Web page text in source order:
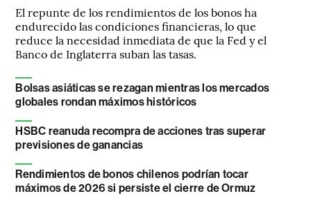
El repunte de los rendimientos de los bonos ha
endurecido las condiciones financieras, lo que
reduce la necesidad inmediata de que la Fed y el
Banco de Inglaterra suban las tasas.
Bolsas asiáticas se rezagan mientras los mercados
globales rondan máximos históricos
HSBC reanuda recompra de acciones tras superar
previsiones de ganancias
Rendimientos de bonos chilenos podrían tocar
máximos de 2026 si persiste el cierre de Ormuz